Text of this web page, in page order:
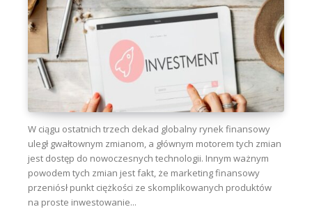
W ciągu ostatnich trzech dekad globalny rynek finansowy
uległ gwałtownym zmianom, a głównym motorem tych zmian
jest dostęp do nowoczesnych technologii. Innym ważnym
powodem tych zmian jest fakt, że marketing finansowy
przeniósł punkt ciężkości ze skomplikowanych produktów
na proste inwestowanie...